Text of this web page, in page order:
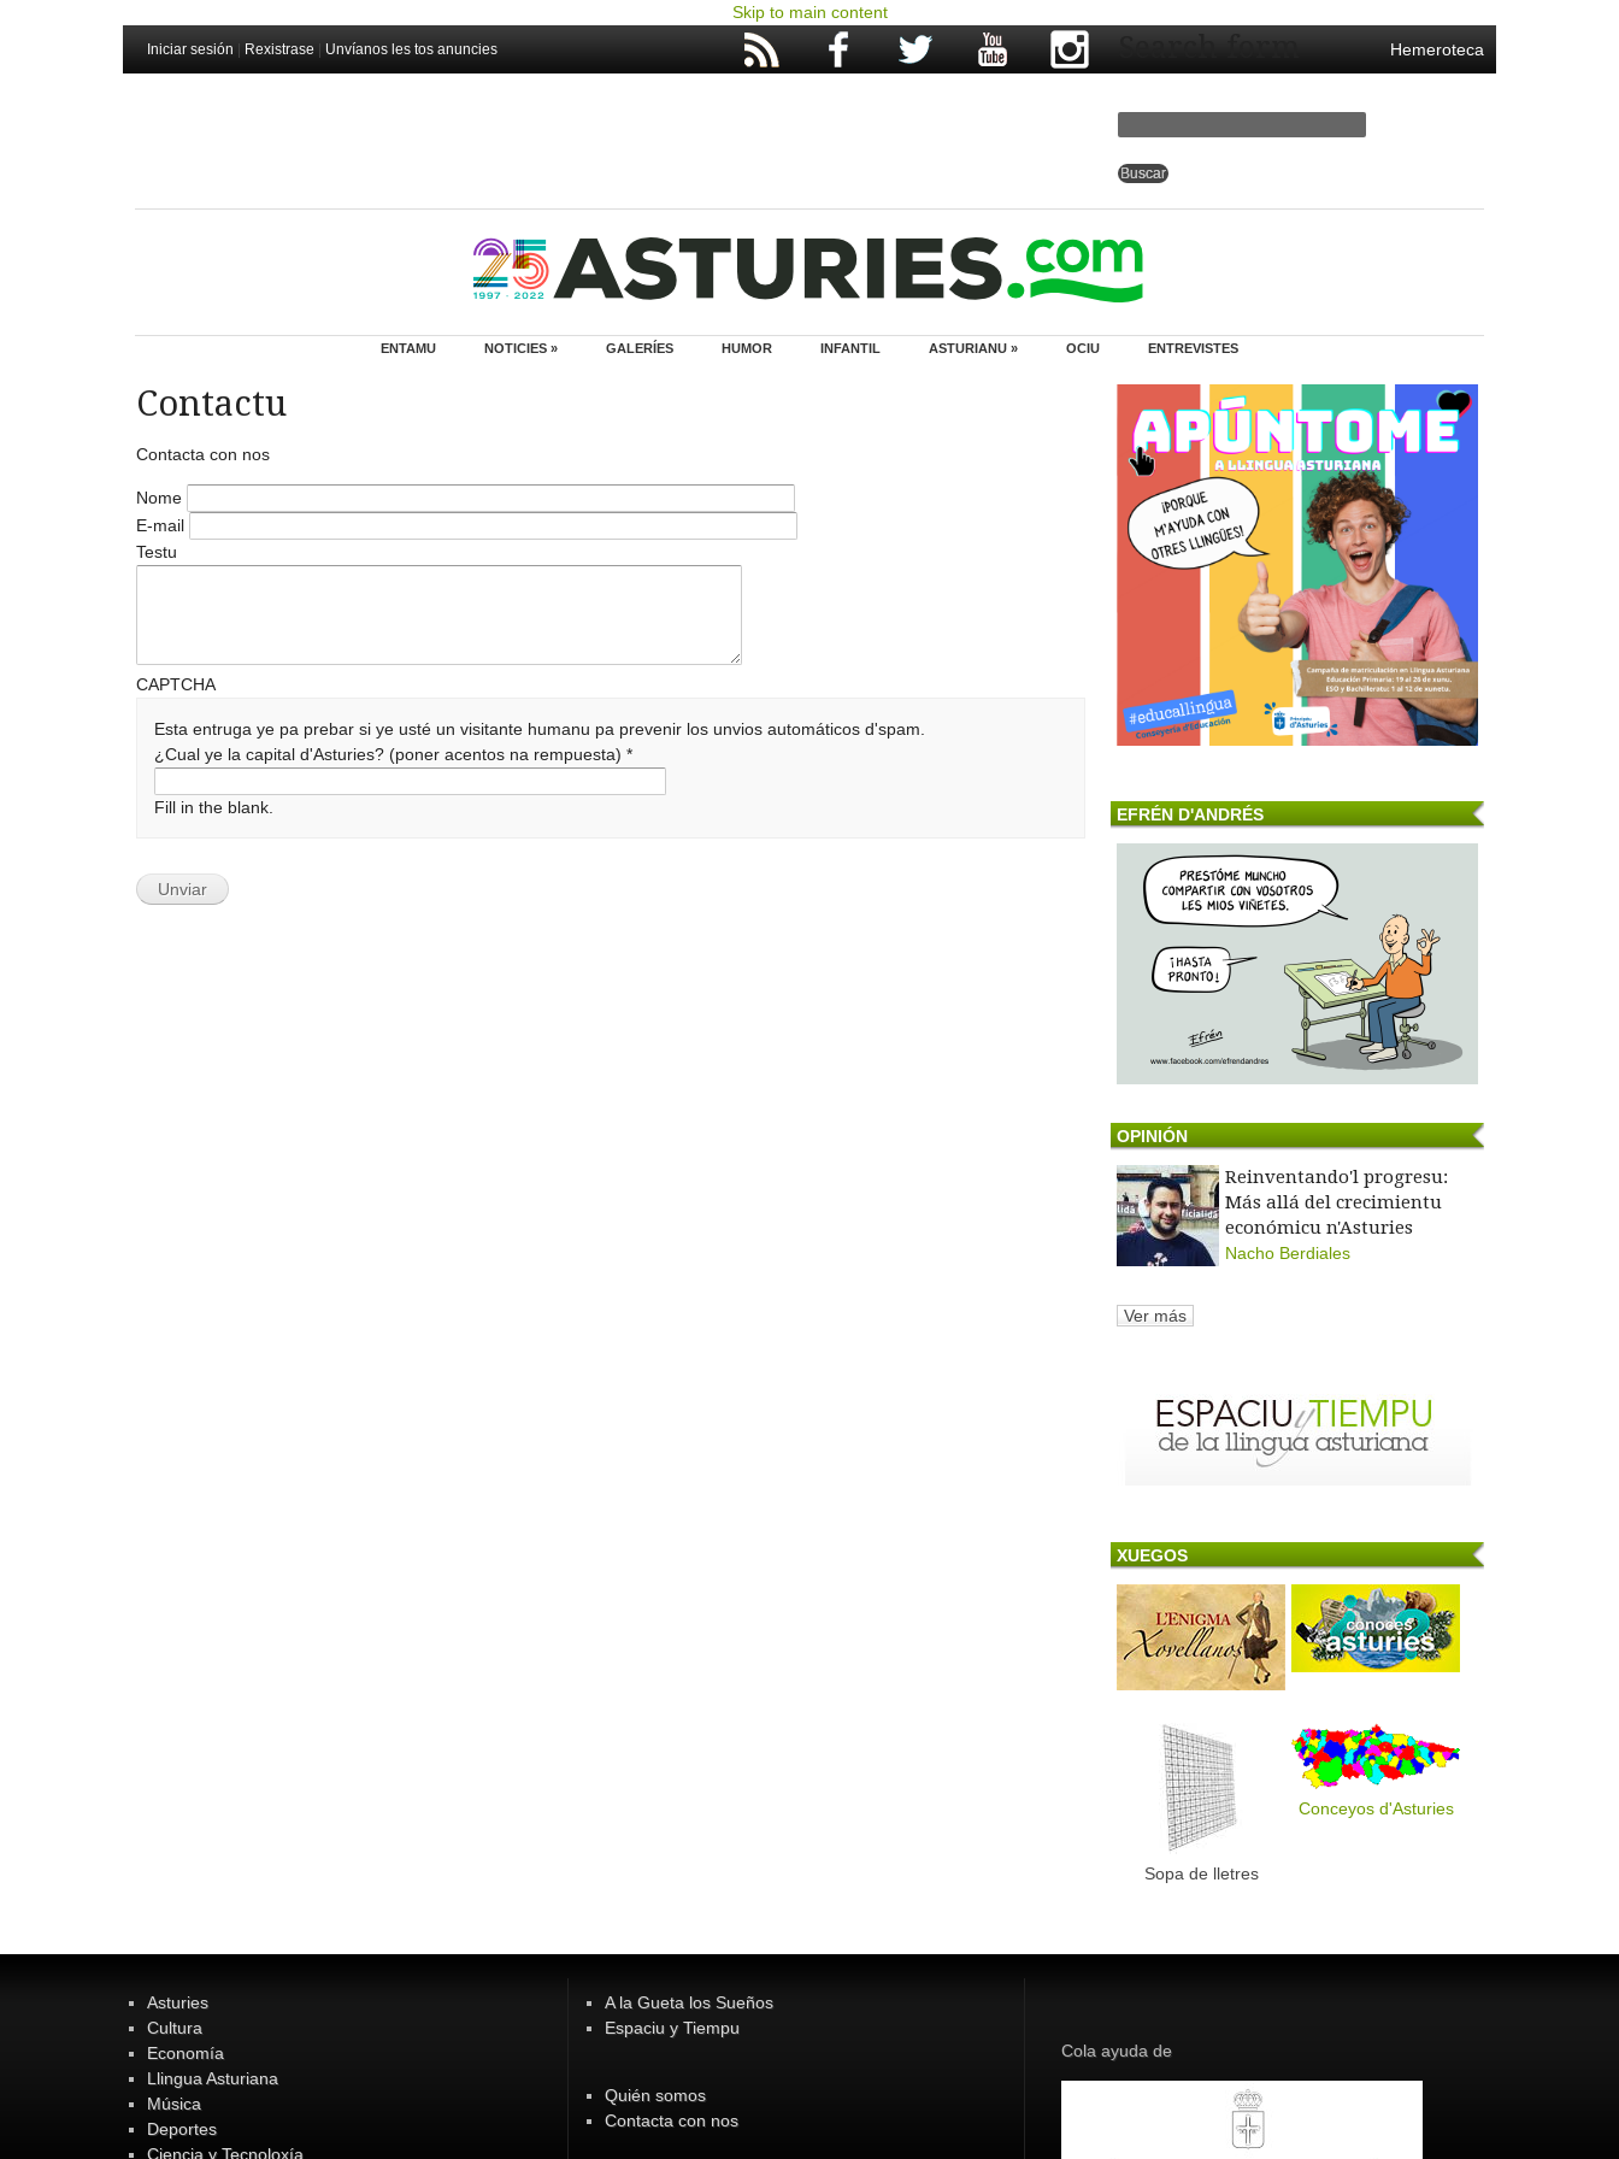
Skip to main content
Iniciar sesión Rexistrase Unvíanos les tos anuncies Hemeroteca
Search form
ENTAMU NOTICIES » GALERÍES HUMOR INFANTIL ASTURIANU » OCIU ENTREVISTES
Contactu
Contacta con nos
Nome
E-mail
Testu
CAPTCHA
Esta entruga ye pa prebar si ye usté un visitante humanu pa prevenir los unvios automáticos d'spam.
¿Cual ye la capital d'Asturies? (poner acentos na rempuesta)*
Fill in the blank. EFRÉN D'ANDRÉS
OPINIÓN
Reinventando'l progresu:
Más allá del crecimientu
económicu n'Asturies
Nacho Berdiales
Ver más
XUEGOS
Sopa de lletres
Conceyos d'Asturies
Asturies
Cultura
Economía
Llingua Asturiana
Música
Deportes
Ciencia y Tecnoloxía
A la Gueta los Sueños
Espaciu y Tiempu
Quién somos
Contacta con nos
Cola ayuda de